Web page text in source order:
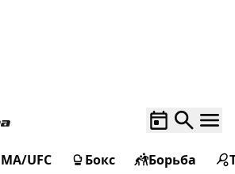
UFC Бокс Борьба